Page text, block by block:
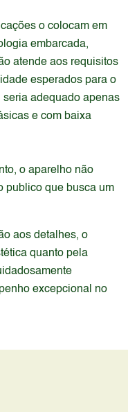
o colocam em
embarcada,
atende aos requisitos
esperados para o
seria adequado apenas
e com baixa
o aparelho não
publico que busca um
aos detalhes, o
quanto pela
excepcional no